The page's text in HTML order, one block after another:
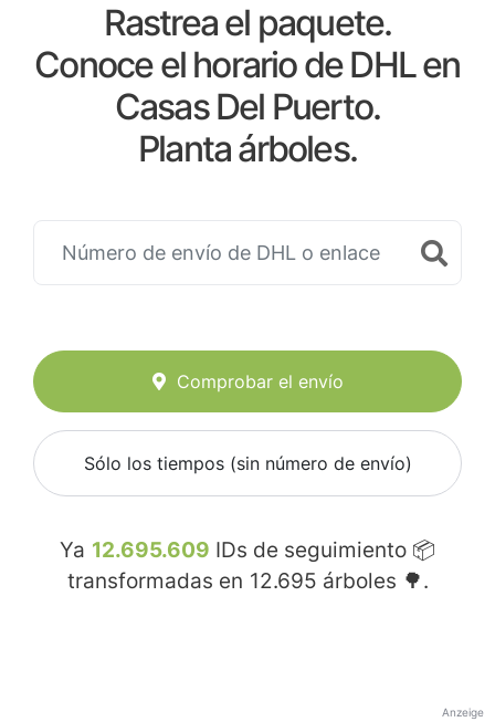
Rastrea el paquete.
Conoce el horario de DHL en
Casas Del Puerto.
Planta árboles.
Comprobar el envío
Sólo los tiempos (sin número de envío)
Ya 12.695.609 IDs de seguimiento 📦
transformadas en 12.695 árboles 🌳.
Anzeige